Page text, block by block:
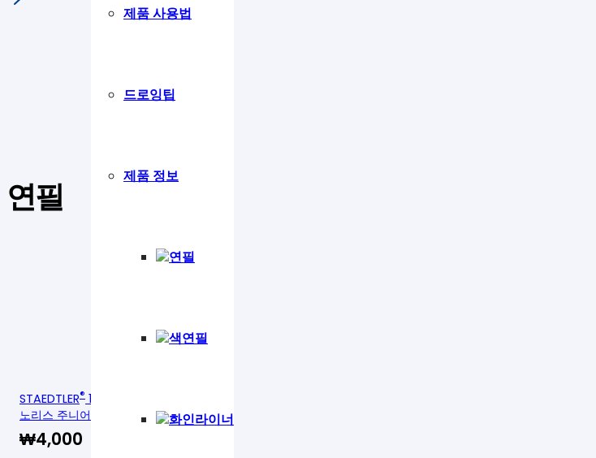
제품 사용법
드로잉팁
제품 정보
연필
색연필
화인라이너
연필
STAEDTLER® 141-2B BK
노리스 주니어 연필 2B
₩4,000